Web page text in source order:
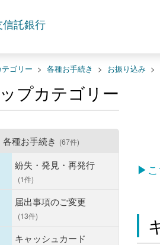
テゴリー > 各種お手続き > お振り込み >
プカテゴリー
各種お手続き (67件)
紛失・発見・再発行
(1件)
届出事項のご変更
(13件)
キャッシュカード
▶こ